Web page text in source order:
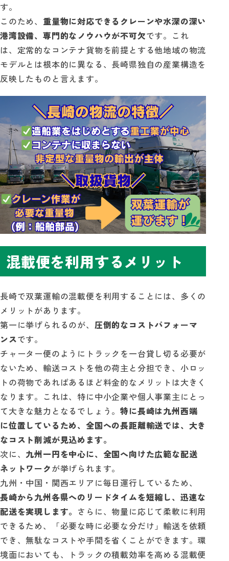
す。
このため、 重量物に対応できるクレーンや水深の深い
港湾設備、専門的なノウハウが不可欠です。これ
は、定常的なコンテナ貨物を前提とする他地域の物流
モデルとは根本的に異なる、長崎県独自の産業構造を
反映したものと言えます。
混載便を利用するメリット
長崎で双葉運輸の混載便を利用することには、多くの
メリットがあります。
第一に挙げられるのが、 圧倒的なコストパフォーマ
ンスです。
チャーター便のようにトラックを一台貸し切る必要が
ないため、輸送コストを他の荷主と分担でき、小ロッ
トの荷物であればあるほど料金的なメリットは大きく
なります。これは、特に中小企業や個人事業主にとっ
て大きな魅力となるでしょう。特に長崎は九州西端
に位置しているため、全国への長距離輸送では、大き
なコスト削減が見込めます。
次に、 九州一円を中心に、全国へ向けた広範な配送
ネットワークが挙げられます。
九州・中国・関西エリアに毎日運行しているため、
長崎から九州各県へのリードタイムを短縮し、迅速な
配送を実現します。 さらに、物量に応じて柔軟に利用
できるため、「必要な時に必要な分だけ」輸送を依頼
でき、無駄なコストや手間を省くことができます。環
境面においても、トラックの積載効率を高める混載便